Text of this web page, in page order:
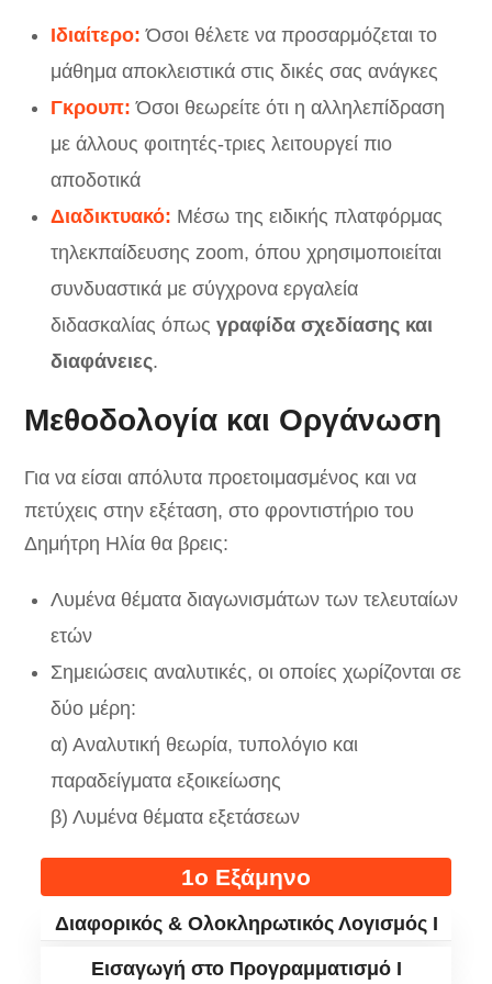
Ιδιαίτερο: Όσοι θέλετε να προσαρμόζεται το
μάθημα αποκλειστικά στις δικές σας ανάγκες
Γκρουπ: Όσοι θεωρείτε ότι η αλληλεπίδραση
με άλλους φοιτητές-τριες λειτουργεί πιο
αποδοτικά
Διαδικτυακό: Μέσω της ειδικής πλατφόρμας
τηλεκπαίδευσης zoom, όπου χρησιμοποιείται
συνδυαστικά με σύγχρονα εργαλεία
διδασκαλίας όπως γραφίδα σχεδίασης και
διαφάνειες.
Μεθοδολογία και Οργάνωση
Για να είσαι απόλυτα προετοιμασμένος και να
πετύχεις στην εξέταση, στο φροντιστήριο του
Δημήτρη Ηλία θα βρεις:
Λυμένα θέματα διαγωνισμάτων των τελευταίων
ετών
Σημειώσεις αναλυτικές, οι οποίες χωρίζονται σε
δύο μέρη:
α) Αναλυτική θεωρία, τυπολόγιο και
παραδείγματα εξοικείωσης
β) Λυμένα θέματα εξετάσεων
1ο Εξάμηνο
Διαφορικός & Ολοκληρωτικός Λογισμός Ι
Εισαγωγή στο Προγραμματισμό Ι